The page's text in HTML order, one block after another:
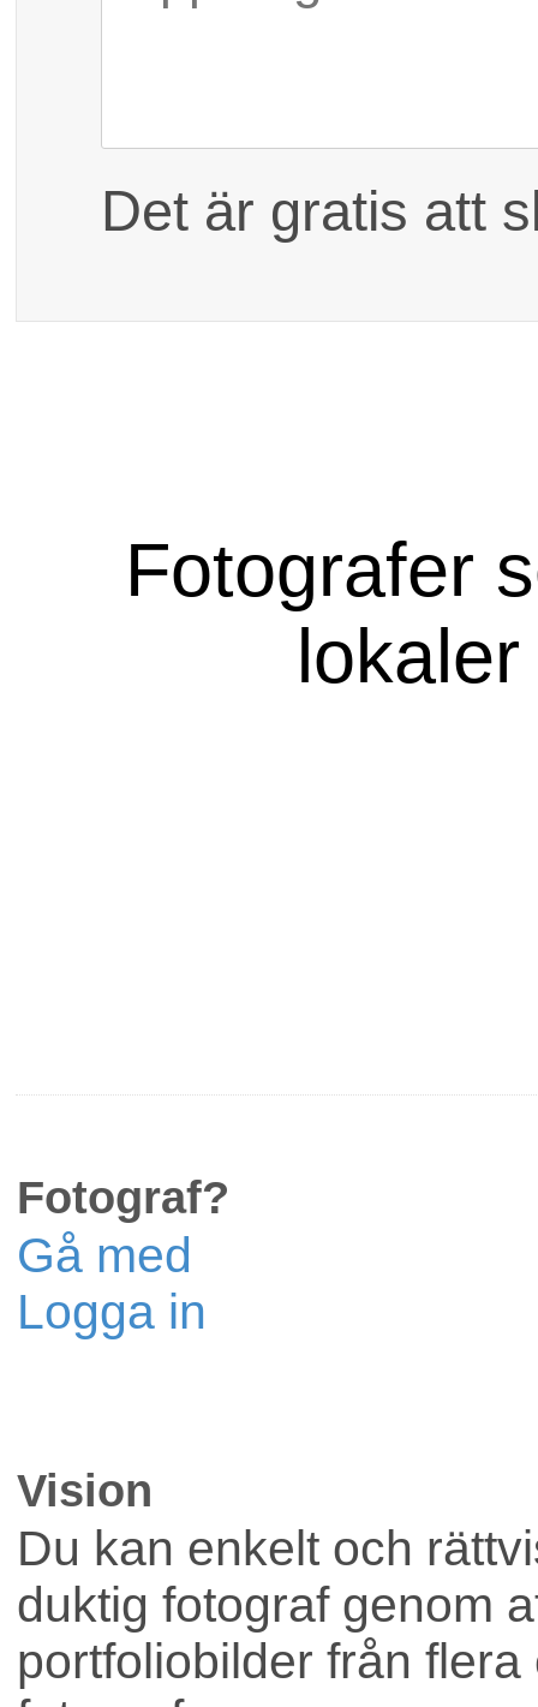
Dina
Det är gratis att
Fotografer som fotograferar
Företag
Produkt
Reklam
Fotograf?
Gå med
Logga in
Vision
Du kan enkelt och
duktig fotograf genom
portfoliobilder från flera